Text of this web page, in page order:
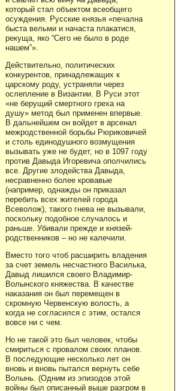
который стал объектом всеобщего
осуждения. Русские князья «печална
быста вельми и начаста плакатися,
рекуща, яко “Сего не было в роде
нашем”».
Действительно, политических
конкурентов, принадлежащих к
царскому роду, устраняли через
ослепление в Византии. В Руси этот
«не берущий смертного греха на
душу» метод был применен впервые.
В дальнейшем он войдет в арсенал
межродственной борьбы Рюриковичей
и столь единодушного возмущения
вызывать уже не будет, но в 1097 году
против Давыда Игоревича ополчились
все. Другие злодейства Давыда,
несравненно более кровавые
(например, однажды он приказал
перебить всех жителей города
Всеволож), такого гнева не вызывали,
поскольку подобное случалось и
раньше. Убивали прежде и князей-
родственников – но не калечили.
Вместо того чтоб расширить владения
за счет земель несчастного Василька,
Давыд лишился своего Владимир-
Волынского княжества. В качестве
наказания он был перемещен в
скромную Червенскую волость, а
когда не согласился с этим, остался
вовсе ни с чем.
Но не такой это был человек, чтобы
смириться с провалом своих планов.
В последующие несколько лет он
вновь и вновь пытался вернуть себе
Волынь. (Одним из эпизодов этой
войны был описанный выше разгром в